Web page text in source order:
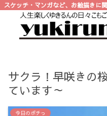
スケッチ・マンガなど、お絵描きに
サクラ！早咲きの
ています～
今日のポチっ